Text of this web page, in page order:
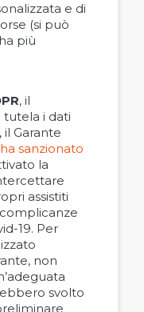
e di
(si può
più
, il
i dati
il Garante
ha sanzionato
la
assistiti
19. Per
non
svolto